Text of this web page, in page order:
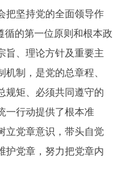
询 我要建议
图说互动
人文北京
坚持党的全面领导作
循的第一位原则和根本政
旨、理论方针及重要主
制，是党的总章程、
规矩、必须共同遵守的
一行动提供了根本准
立党章意识，带头自觉
护党章，努力把党章内